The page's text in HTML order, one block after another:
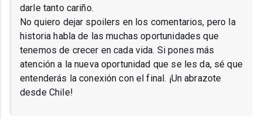
darle tanto cariño.
No quiero dejar spoilers en los comentarios, pero la
historia habla de las muchas oportunidades que
tenemos de crecer en cada vida. Si pones más
atención a la nueva oportunidad que se les da, sé que
entenderás la conexión con el final. ¡Un abrazote
desde Chile!